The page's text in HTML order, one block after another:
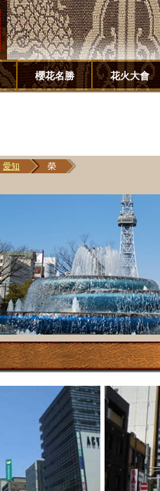
櫻花名勝 花火大會
愛知 榮